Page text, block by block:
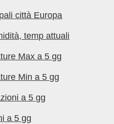
città Europa
temp attuali
Max a 5 gg
Min a 5 gg
a 5 gg
a 5 gg